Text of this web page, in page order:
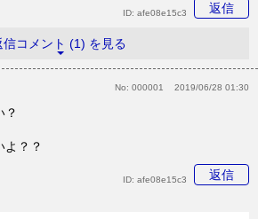
返信
ID: afe08e15c3
信コメント (1) を見る
No: 000001 2019/06/28 01:30
？
よ？？
返信
ID: afe08e15c3